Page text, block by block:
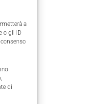
a
o gli ID
di